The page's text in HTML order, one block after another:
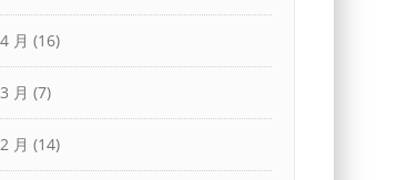
月 (16)
月 (7)
月 (14)